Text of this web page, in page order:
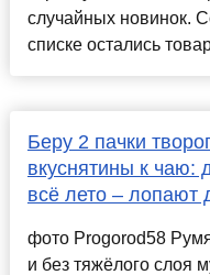
случайных новинок.
списке остались
Беру 2 пачки
вкуснятины к чаю:
всё лето – лопают
фото Progorod58
и без тяжёлого слоя